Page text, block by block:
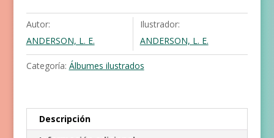
rizado!
cantidad
Autor:
ANDERSON, L. E.
Ilustrador:
ANDERSON, L. E.
Categoría: Álbumes ilustrados
Descripción